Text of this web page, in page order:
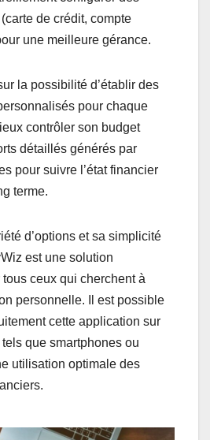
de crédit, compte
une meilleure gérance.
la possibilité d’établir des
pour chaque
contrôler son budget
détaillés générés par
pour suivre l’état financier
terme.
d’options et sa simplicité
est une solution
ceux qui cherchent à
personnelle. Il est possible
cette application sur
que smartphones ou
utilisation optimale des